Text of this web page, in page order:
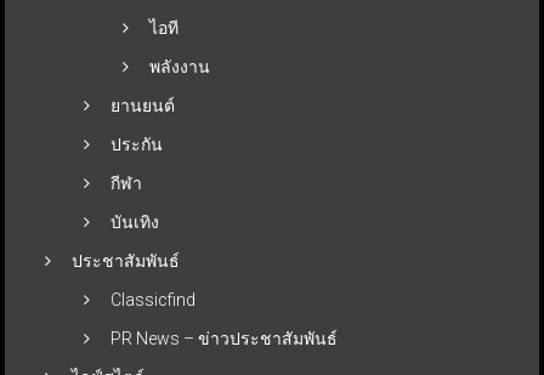
ไอที
พลังงาน
ยานยนต์
ประกัน
กีฬา
บันเทิง
ประชาสัมพันธ์
Classicfind
PR News – ข่าวประชาสัมพันธ์